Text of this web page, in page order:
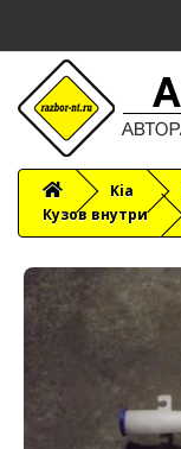
Kia
Кузов внутри